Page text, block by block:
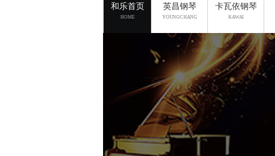
和乐首页
HOME
英昌钢琴
YOUNGCHANG
卡瓦依钢琴
KAWAI